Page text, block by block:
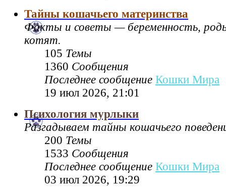
Тайны кошачьего материнства
Факты и советы — беременность,
котят.
105 Темы
1360 Сообщения
Последнее сообщение Кошки Мира
19 июл 2026, 21:01
Психология мурлыки
Разгадываем тайны кошачьего
200 Темы
1533 Сообщения
Последнее сообщение Кошки Мира
03 июл 2026, 19:29